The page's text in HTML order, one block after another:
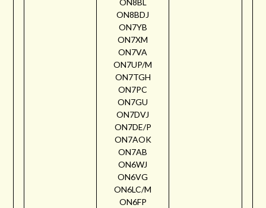
ON8BDJ
ON7YB
ON7XM
ON7VA
ON7UP/M
ON7TGH
ON7PC
ON7GU
ON7DVJ
ON7DE/P
ON7AOK
ON7AB
ON6WJ
ON6VG
ON6LC/M
ON6FP